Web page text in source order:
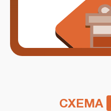
СХЕМА